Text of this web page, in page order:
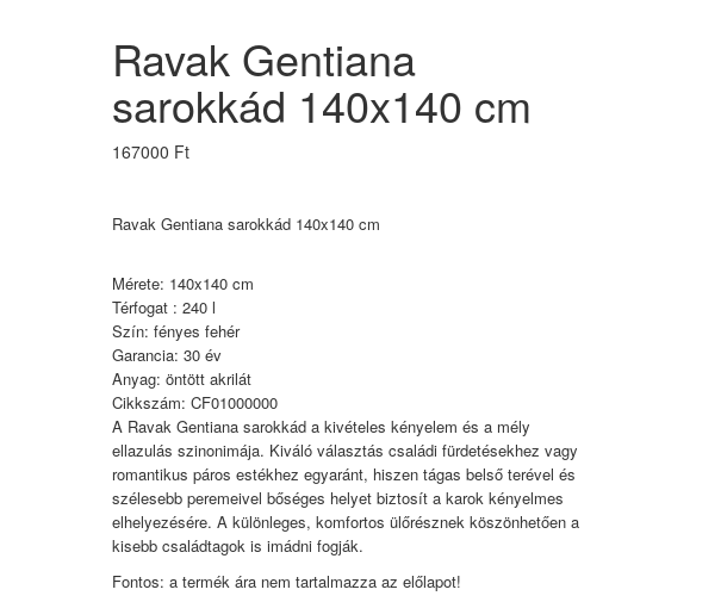
Ravak Gentiana
sarokkád 140x140 cm
167000 Ft
Ravak Gentiana sarokkád 140x140 cm
Mérete: 140x140 cm
Térfogat : 240 l
Szín: fényes fehér
Garancia: 30 év
Anyag: öntött akrilát
Cikkszám: CF01000000
A Ravak Gentiana sarokkád a kivételes kényelem és a mély
ellazulás szinonimája. Kiváló választás családi fürdetésekhez vagy
romantikus páros estékhez egyaránt, hiszen tágas belső terével és
szélesebb peremeivel bőséges helyet biztosít a karok kényelmes
elhelyezésére. A különleges, komfortos ülőrésznek köszönhetően a
kisebb családtagok is imádni fogják.
Fontos: a termék ára nem tartalmazza az előlapot!